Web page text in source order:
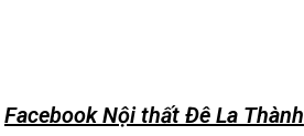
Facebook Nội thất Đê La Thành